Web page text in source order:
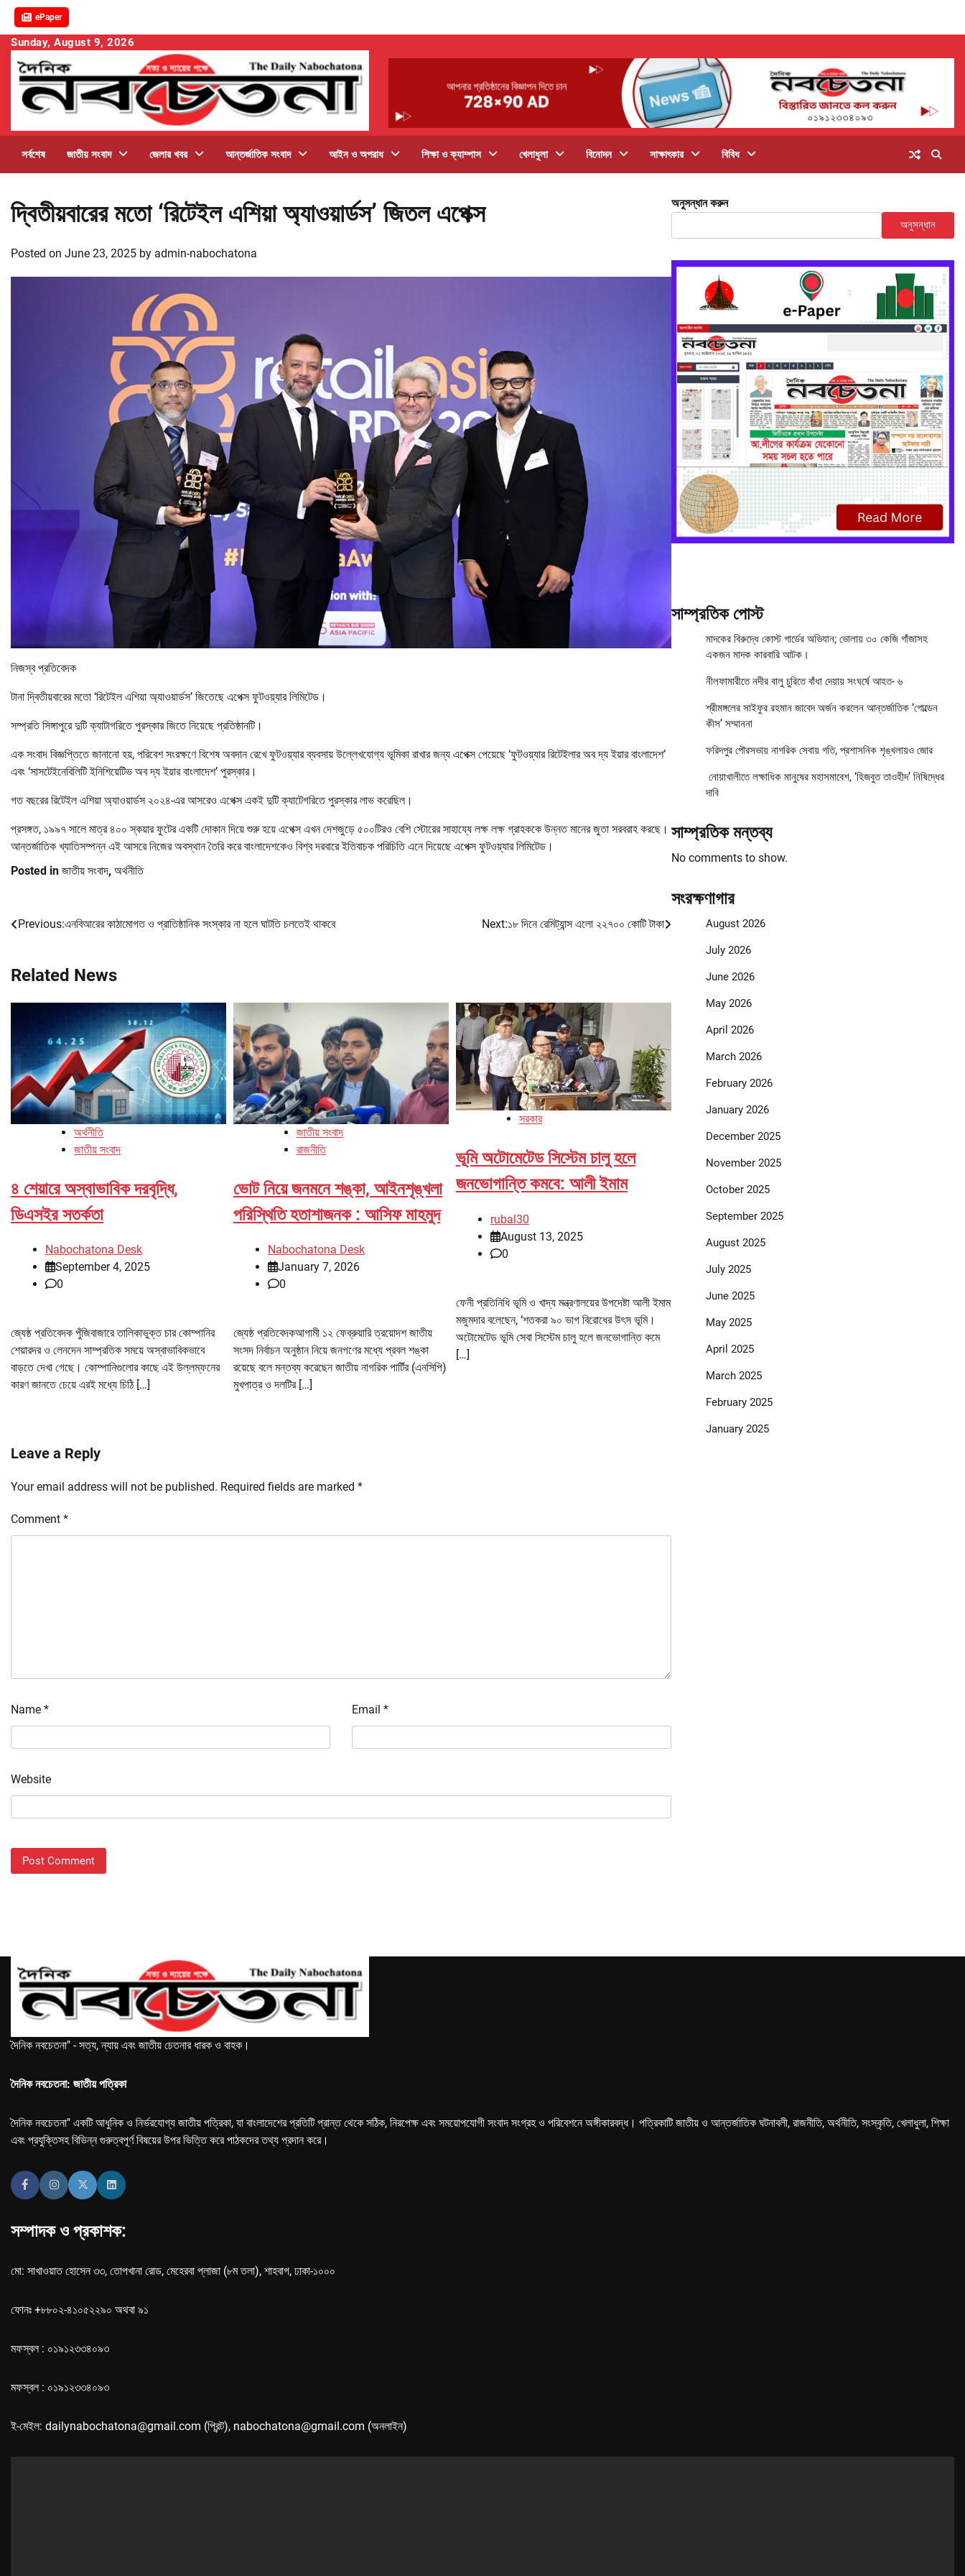
ePaper
Skip
content
Sunday, August 9, 2026
সর্বশেষ জাতীয় সংবাদ জেলার খবর আন্তর্জাতিক সংবাদ আইন ও অপরাধ শিক্ষা ও ক্যাম্পাস খেলাধুলা বিনোদন সাক্ষাৎকার বিবিধ
দ্বিতীয়বারের মতো ‘রিটেইল এশিয়া অ্যাওয়ার্ডস’ জিতল এপেক্স
Posted on June 23, 2025 by admin-nabochatona
নিজস্ব প্রতিবেদক
টানা দ্বিতীয়বারের মতো ‘রিটেইল এশিয়া অ্যাওয়ার্ডস’ জিতেছে এপেক্স ফুটওয়্যার লিমিটেড।
সম্প্রতি সিঙ্গাপুরে দুটি ক্যাটাগরিতে পুরস্কার জিতে নিয়েছে প্রতিষ্ঠানটি।
এক সংবাদ বিজ্ঞপ্তিতে জানানো হয়, পরিবেশ সংরক্ষণে বিশেষ অবদান রেখে ফুটওয়্যার ব্যবসায় উল্লেখযোগ্য ভূমিকা রাখার জন্য এপেক্স পেয়েছে ‘ফুটওয়্যার রিটেইলার অব দ্য ইয়ার বাংলাদেশ’
এবং ‘সাসটেইনেবিলিটি ইনিশিয়েটিভ অব দ্য ইয়ার বাংলাদেশ’ পুরস্কার।
গত বছরের রিটেইল এশিয়া অ্যাওয়ার্ডস ২০২৪-এর আসরেও এপেক্স একই দুটি ক্যাটেগরিতে পুরস্কার লাভ করেছিল।
প্রসঙ্গত, ১৯৯৭ সালে মাত্র ৪০০ স্কয়ার ফুটের একটি দোকান দিয়ে শুরু হয়ে এপেক্স এখন দেশজুড়ে ৫০০টিরও বেশি স্টোরের সাহায্যে লক্ষ লক্ষ গ্রাহককে উন্নত মানের জুতা সরবরাহ করছে।
আন্তর্জাতিক খ্যাতিসম্পন্ন এই আসরে নিজের অবস্থান তৈরি করে বাংলাদেশকেও বিশ্ব দরবারে ইতিবাচক পরিচিতি এনে দিয়েছে এপেক্স ফুটওয়্যার লিমিটেড।
Posted in জাতীয় সংবাদ, অর্থনীতি
Post
Previous:এনবিআরের কাঠামোগত ও প্রাতিষ্ঠানিক সংস্কার না হলে ঘাটতি চলতেই থাকবে Next:১৮ দিনে রেমিট্যান্স এলো ২২৭০০ কোটি টাকা
Related News
অর্থনীতি
জাতীয় সংবাদ
৪ শেয়ারে অস্বাভাবিক দরবৃদ্ধি,
ডিএসইর সতর্কতা
Nabochatona Desk
September 4, 2025
0
জ্যেষ্ঠ প্রতিবেদক পুঁজিবাজারে তালিকাভুক্ত চার কোম্পানির
শেয়ারদর ও লেনদেন সাম্প্রতিক সময়ে অস্বাভাবিকভাবে
বাড়তে দেখা গেছে। কোম্পানিগুলোর কাছে এই উল্লম্ফনের
কারণ জানতে চেয়ে এরই মধ্যে চিঠি […]
জাতীয় সংবাদ
রাজনীতি
ভোট নিয়ে জনমনে শঙ্কা, আইনশৃঙ্খলা
পরিস্থিতি হতাশাজনক : আসিফ মাহমুদ
Nabochatona Desk
January 7, 2026
0
জ্যেষ্ঠ প্রতিবেদকআগামী ১২ ফেব্রুয়ারি ত্রয়োদশ জাতীয়
সংসদ নির্বাচন অনুষ্ঠান নিয়ে জনগণের মধ্যে প্রবল শঙ্কা
রয়েছে বলে মন্তব্য করেছেন জাতীয় নাগরিক পার্টির (এনসিপি)
মুখপাত্র ও দলটির […]
সরকার
ভূমি অটোমেটেড সিস্টেম চালু হলে
জনভোগান্তি কমবে: আলী ইমাম
rubal30
August 13, 2025
0
ফেনী প্রতিনিধি ভূমি ও খাদ্য মন্ত্রণালয়ের উপদেষ্টা আলী ইমাম
মজুমদার বলেছেন, ‘শতকরা ৯০ ভাগ বিরোধের উৎস ভূমি।
অটোমেটেড ভূমি সেবা সিস্টেম চালু হলে জনভোগান্তি কমে
[…]
Leave a Reply
Your email address will not be published. Required fields are marked *
Comment *
Name * Email *
Website
অনুসন্ধান করুন
অনুসন্ধান
সাম্প্রতিক পোস্ট
মাদকের বিরুদ্ধে কোস্ট গার্ডের অভিযান; ভোলায় ৩০ কেজি গাঁজাসহ
একজন মাদক কারবারি আটক।
নীলফামারীতে নদীর বালু চুরিতে বাঁধা দেয়ায় সংঘর্ষে আহত- ৬
শ্রীমঙ্গলের সাইফুর রহমান জাবেদ অর্জন করলেন আন্তর্জাতিক ‘গোল্ডেন
কীস’ সম্মাননা
ফরিদপুর পৌরসভায় নাগরিক সেবায় গতি, প্রশাসনিক শৃঙ্খলায়ও জোর
নোয়াখালীতে লক্ষাধিক মানুষের মহাসমাবেশ, ‘হিজবুত তাওহীদ’ নিষিদ্ধের
দাবি
সাম্প্রতিক মন্তব্য
No comments to show.
সংরক্ষণাগার
August 2026
July 2026
June 2026
May 2026
April 2026
March 2026
February 2026
January 2026
December 2025
November 2025
October 2025
September 2025
August 2025
July 2025
June 2025
May 2025
April 2025
March 2025
February 2025
January 2025
দৈনিক নবচেতনা" - সত্য, ন্যায় এবং জাতীয় চেতনার ধারক ও বাহক।
দৈনিক নবচেতনা: জাতীয় পত্রিকা
দৈনিক নবচেতনা" একটি আধুনিক ও নির্ভরযোগ্য জাতীয় পত্রিকা, যা বাংলাদেশের প্রতিটি প্রান্ত থেকে সঠিক, নিরপেক্ষ এবং সময়োপযোগী সংবাদ সংগ্রহ ও পরিবেশনে অঙ্গীকারবদ্ধ। পত্রিকাটি জাতীয় ও আন্তর্জাতিক ঘটনাবলী, রাজনীতি, অর্থনীতি, সংস্কৃতি, খেলাধুলা, শিক্ষা
এবং প্রযুক্তিসহ বিভিন্ন গুরুত্বপূর্ণ বিষয়ের উপর ভিত্তি করে পাঠকদের তথ্য প্রদান করে।
সম্পাদক ও প্রকাশক:
মো: সাখাওয়াত হোসেন ৩৩, তোপখানা রোড, মেহেরবা প্লাজা (৮ম তলা), শাহবাগ, ঢাকা-১০০০
ফোনঃ +৮৮০২-৪১০৫২২৯০ অথবা ৯১
মফস্বল : ০১৯১২৩৩৪০৯৩
মফস্বল : ০১৯১২৩৩৪০৯৩
ই-মেইল: dailynabochatona@gmail.com (প্রিন্ট), nabochatona@gmail.com (অনলাইন)